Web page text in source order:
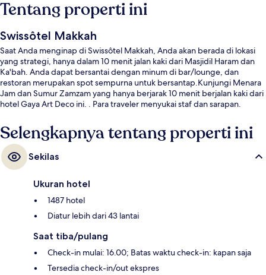
Tentang properti ini
Swissôtel Makkah
Saat Anda menginap di Swissôtel Makkah, Anda akan berada di lokasi
yang strategi, hanya dalam 10 menit jalan kaki dari Masjidil Haram dan
Ka'bah. Anda dapat bersantai dengan minum di bar/lounge, dan
restoran merupakan spot sempurna untuk bersantap.Kunjungi Menara
Jam dan Sumur Zamzam yang hanya berjarak 10 menit berjalan kaki dari
hotel Gaya Art Deco ini. . Para traveler menyukai staf dan sarapan.
Selengkapnya tentang properti ini
Sekilas
Ukuran hotel
1487 hotel
Diatur lebih dari 43 lantai
Saat tiba/pulang
Check-in mulai: 16.00; Batas waktu check-in: kapan saja
Tersedia check-in/out ekspres